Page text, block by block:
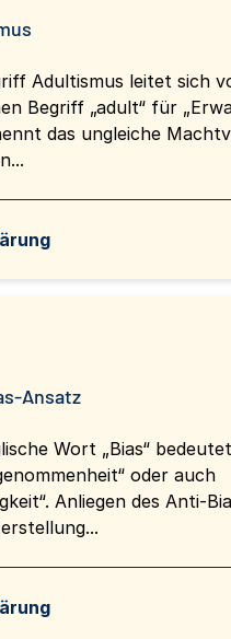
Adultismus leitet sich
Begriff „adult“ für
das ungleiche
Ansatz
Wort „Bias“
oder auch
Anliegen des Anti-